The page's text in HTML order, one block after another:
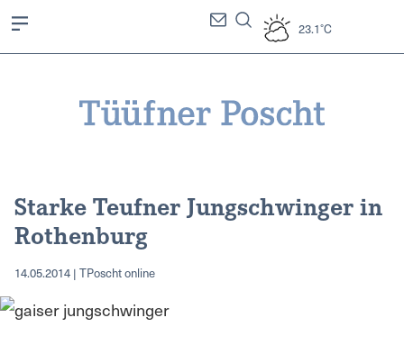
23.1°C
Starke Teufner Jungschwinger in
Rothenburg
14.05.2014 | TPoscht online